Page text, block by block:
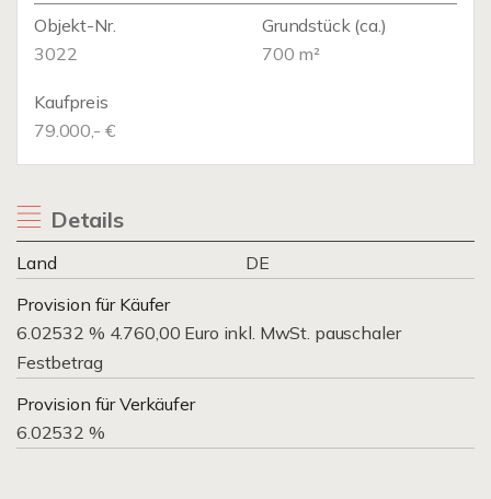
Objekt-Nr.
3022
Grundstück(ca.)
700 m²
Kaufpreis
79.000,- €
Details
Land
DE
Provision für Käufer
6.02532 % 4.760,00 Euro inkl. MwSt. pauschaler
Festbetrag
Provision für Verkäufer
6.02532 %